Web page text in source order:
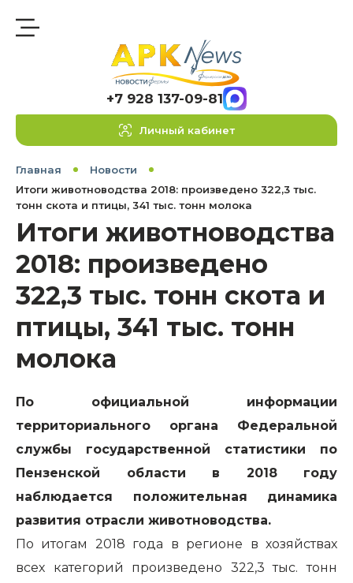
+7 928 137-09-81
Личный кабинет
Главная
Новости
Итоги животноводства 2018: произведено 322,3 тыс.
тонн скота и птицы, 341 тыс. тонн молока
Итоги животноводства
2018: произведено
322,3 тыс. тонн скота и
птицы, 341 тыс. тонн
молока
По официальной информации
территориального органа Федеральной
службы государственной статистики по
Пензенской области в 2018 году
наблюдается положительная динамика
развития отрасли животноводства.
По итогам 2018 года в регионе в хозяйствах
всех категорий произведено 322,3 тыс. тонн